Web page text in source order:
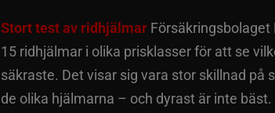
Stort test av ridhjälmar
15 ridhjälmar i olika prisklasser för att se
säkraste. Det visar sig vara stor skillnad på
de olika hjälmarna – och dyrast är inte bäst.